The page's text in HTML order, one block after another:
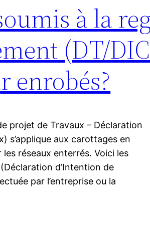
à la
(DT/
enrobés?
projet de Travaux – Déclaration
s’applique aux carottages en
réseaux enterrés. Voici les
d’Intention de
par l’entreprise ou la